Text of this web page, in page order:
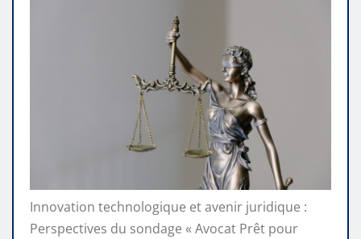
Innovation technologique et avenir juridique :
Perspectives du sondage « Avocat Prêt pour